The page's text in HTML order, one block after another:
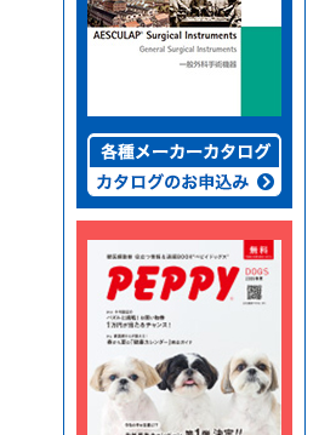
ペピイマジカルシーツ